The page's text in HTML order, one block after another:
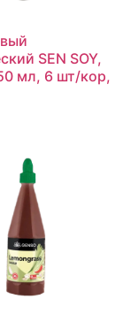
SEN SOY,
мл, 6 шт/кор,